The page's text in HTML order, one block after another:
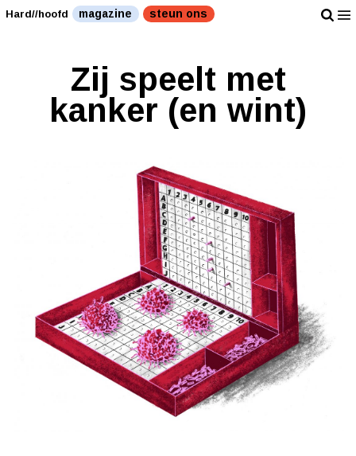
Hard//hoofd magazine steun ons
Zij speelt met
kanker (en wint)